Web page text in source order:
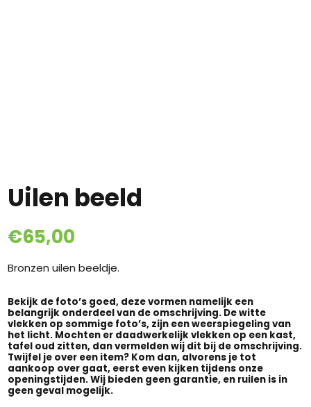
Uilen beeld
€65,00
Bronzen uilen beeldje.
Bekijk de foto’s goed, deze vormen namelijk een
belangrijk onderdeel van de omschrijving. De witte
vlekken op sommige foto’s, zijn een weerspiegeling van
het licht. Mochten er daadwerkelijk vlekken op een kast,
tafel oud zitten, dan vermelden wij dit bij de omschrijving.
Twijfel je over een item? Kom dan, alvorens je tot
aankoop over gaat, eerst even kijken tijdens onze
openingstijden. Wij bieden geen garantie, en ruilen is in
geen geval mogelijk.